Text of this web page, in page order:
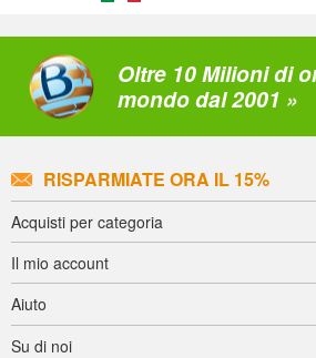
Oltre 10 Milioni di
mondo dal 2001 »
RISPARMIATE ORA IL 15%
Acquisti per categoria
Il mio account
Aiuto
Su di noi